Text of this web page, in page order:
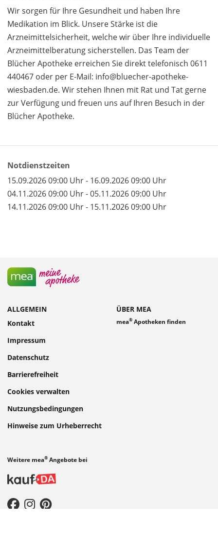
Wir sorgen für Ihre Gesundheit und haben Ihre
Medikation im Blick. Unsere Stärke ist die
Arzneimittelsicherheit, welche wir über Ihre individuelle
Arzneimittelberatung sicherstellen. Das Team der
Blücher Apotheke erreichen Sie direkt telefonisch 0611
440467 oder per E-Mail: info@bluecher-apotheke-
wiesbaden.de. Wir stehen Ihnen mit Rat und Tat gerne
zur Verfügung und freuen uns auf Ihren Besuch in der
Blücher Apotheke.
Notdienstzeiten
15.09.2026 09:00 Uhr - 16.09.2026 09:00 Uhr
04.11.2026 09:00 Uhr - 05.11.2026 09:00 Uhr
14.11.2026 09:00 Uhr - 15.11.2026 09:00 Uhr
ALLGEMEIN
Kontakt
Impressum
Datenschutz
Barrierefreiheit
Cookies verwalten
Nutzungsbedingungen
Hinweise zum Urheberrecht
ÜBER MEA
mea® Apotheken finden
Weitere mea® Angebote bei